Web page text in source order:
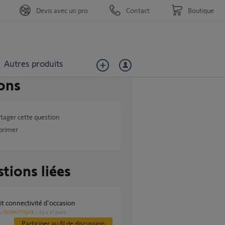
Autres produits
Devis avec un pro Contact Boutique
cette question
liées
connectivité d'occasion
DOMOTIQUE il y a 17 jours
Participer au fil de discussion